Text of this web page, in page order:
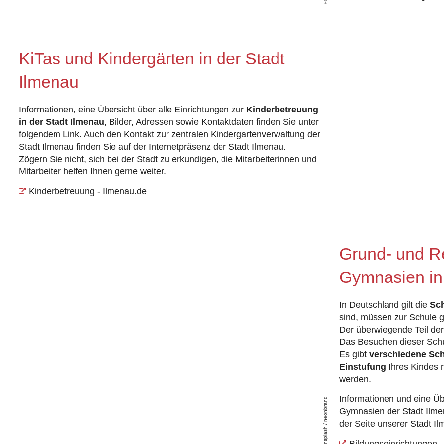
KiTas und Kindergärten in der Stadt
Ilmenau
Informationen, eine Übersicht über alle Einrichtungen zur Kinderbetreuung
in der Stadt Ilmenau, Bilder, Adressen sowie Kontaktdaten finden Sie unter
folgendem Link. Auch den Kontakt zur zentralen Kindergartenverwaltung der
Stadt Ilmenau finden Sie auf der Internetpräsenz der Stadt Ilmenau.
Zögern Sie nicht, sich bei der Stadt zu erkundigen, die Mitarbeiterinnen und
Mitarbeiter helfen Ihnen gerne weiter.
Kinderbetreuung - Ilmenau.de
unsplash / neonbrand
Grund- und
Gymnasien
In Deutschland gilt die
sind, müssen zur Schule
Der überwiegende Teil
Das Besuchen dieser
Es gibt verschiedene
Einstufung Ihres Kindes
werden.
Informationen und eine
Gymnasien der Stadt
der Seite unserer Stadt